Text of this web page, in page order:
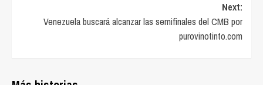
Next:
Venezuela buscará alcanzar las semifinales del CMB por
purovinotinto.com